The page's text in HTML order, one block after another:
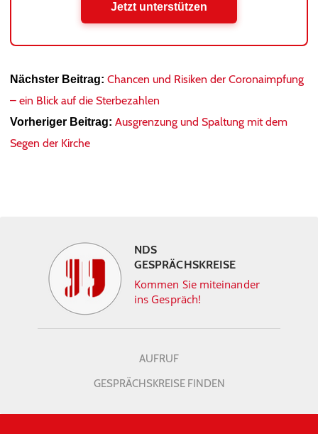
Jetzt unterstützen
Nächster Beitrag: Chancen und Risiken der Coronaimpfung
– ein Blick auf die Sterbezahlen
Vorheriger Beitrag: Ausgrenzung und Spaltung mit dem
Segen der Kirche
NDS
GESPRÄCHSKREISE
Kommen Sie miteinander
ins Gespräch!
AUFRUF
GESPRÄCHSKREISE FINDEN